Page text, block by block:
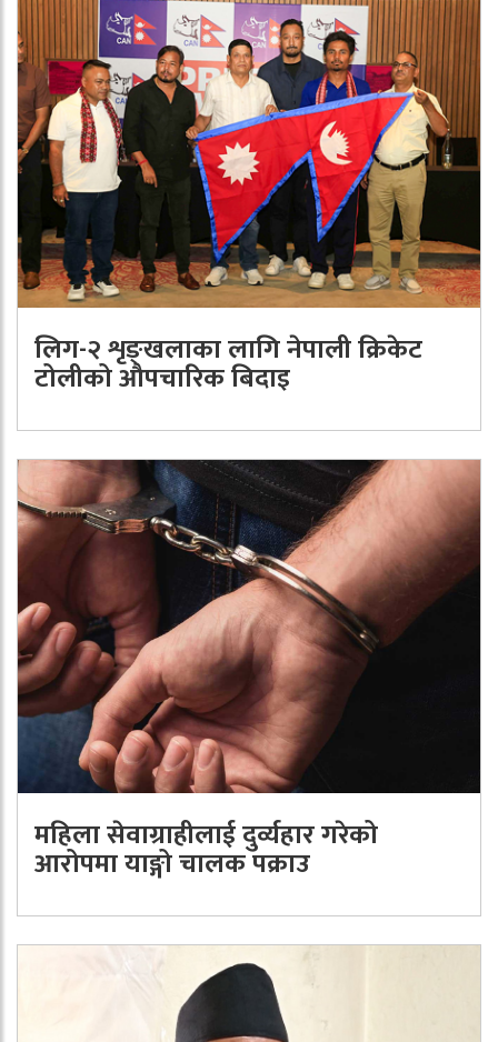
लिग-२ शृङ्खलाका लागि नेपाली क्रिकेट
टोलीको औपचारिक बिदाइ
महिला सेवाग्राहीलाई दुर्व्यहार गरेको
आरोपमा याङ्गो चालक पक्राउ